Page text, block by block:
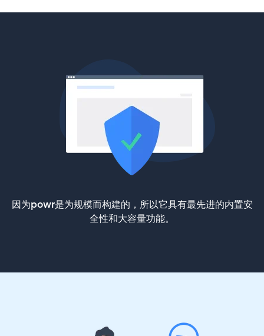
因为powr是为规模而构建的，所以它具有最先进的内置安
全性和大容量功能。